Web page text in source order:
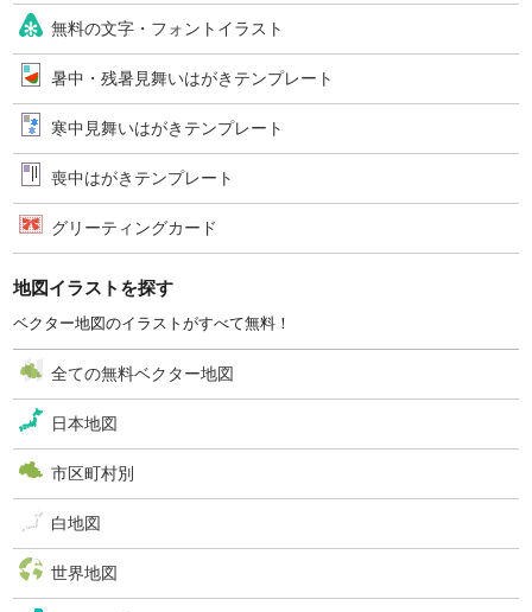
無料の文字・フォントイラスト
暑中・残暑見舞いはがきテンプレート
寒中見舞いはがきテンプレート
喪中はがきテンプレート
グリーティングカード
地図イラストを探す
ベクター地図のイラストがすべて無料！
全ての無料ベクター地図
日本地図
市区町村別
白地図
世界地図